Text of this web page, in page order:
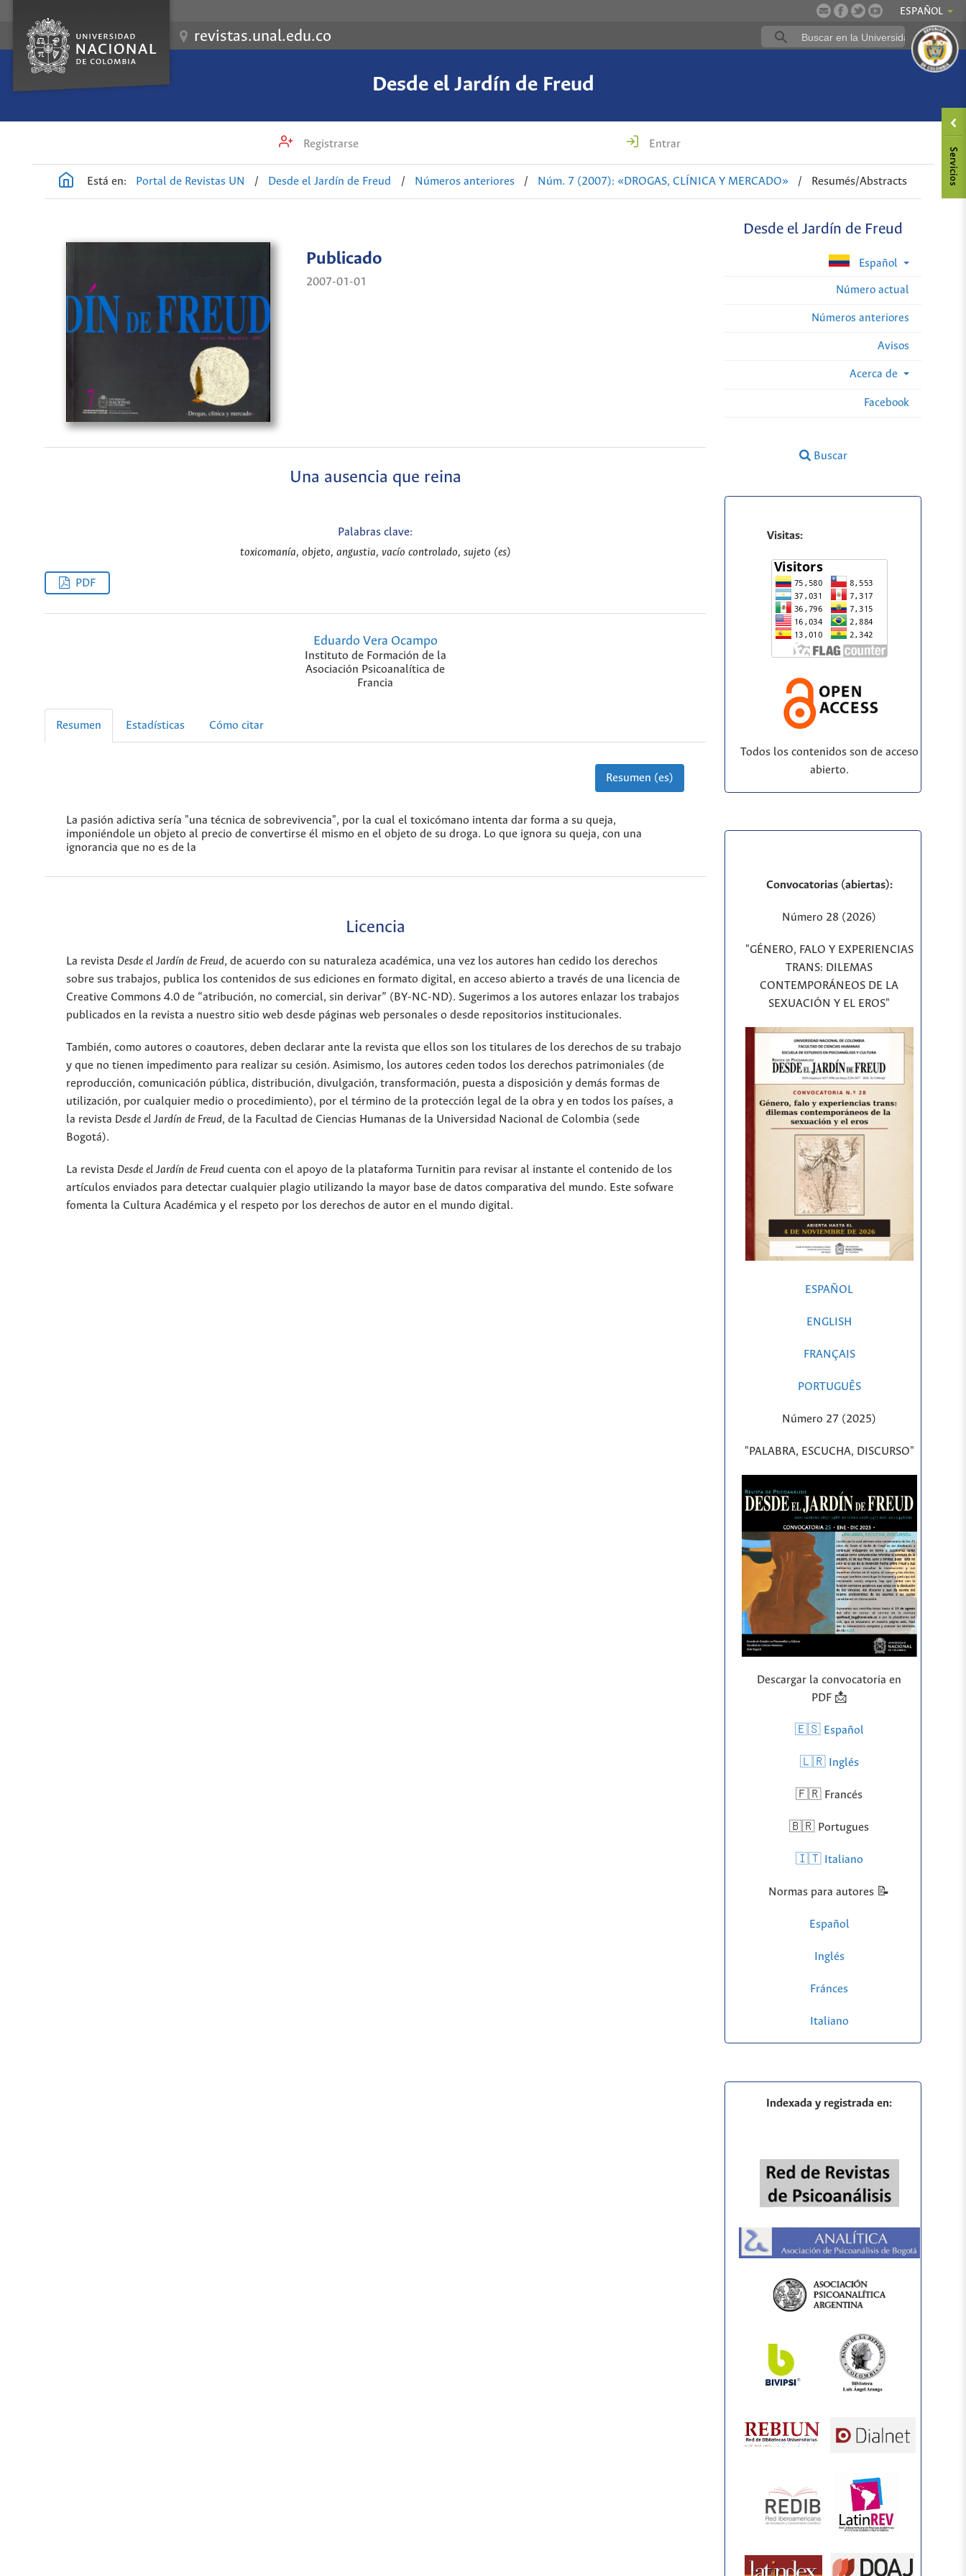
ESPAÑOL
revistas.unal.edu.co
Desde el Jardín de Freud
Registrarse Entrar
Está en: Portal de Revistas UN / Desde el Jardín de Freud / Números anteriores / Núm. 7 (2007): «DROGAS, CLÍNICA Y MERCADO» / Resumés/Abstracts
Desde el Jardín de Freud
Español
Número actual
Números anteriores
Avisos
Acerca de
Facebook
Buscar
Publicado
2007-01-01
Una ausencia que reina
Palabras clave:
toxicomanía, objeto, angustia, vacío controlado, sujeto (es)
PDF
Eduardo Vera Ocampo
Instituto de Formación de la
Asociación Psicoanalítica de
Francia
Resumen Estadísticas Cómo citar
Resumen (es)
La pasión adictiva sería "una técnica de sobrevivencia", por la cual el toxicómano intenta dar forma a su queja,
imponiéndole un objeto al precio de convertirse él mismo en el objeto de su droga. Lo que ignora su queja, con una
ignorancia que no es de la
Licencia
La revista Desde el Jardín de Freud, de acuerdo con su naturaleza académica, una vez los autores han cedido los derechos
sobre sus trabajos, publica los contenidos de sus ediciones en formato digital, en acceso abierto a través de una licencia de
Creative Commons 4.0 de “atribución, no comercial, sin derivar” (BY-NC-ND). Sugerimos a los autores enlazar los trabajos
publicados en la revista a nuestro sitio web desde páginas web personales o desde repositorios institucionales.
También, como autores o coautores, deben declarar ante la revista que ellos son los titulares de los derechos de su trabajo
y que no tienen impedimento para realizar su cesión. Asimismo, los autores ceden todos los derechos patrimoniales (de
reproducción, comunicación pública, distribución, divulgación, transformación, puesta a disposición y demás formas de
utilización, por cualquier medio o procedimiento), por el término de la protección legal de la obra y en todos los países, a
la revista Desde el Jardín de Freud, de la Facultad de Ciencias Humanas de la Universidad Nacional de Colombia (sede
Bogotá).
La revista Desde el Jardín de Freud cuenta con el apoyo de la plataforma Turnitin para revisar al instante el contenido de los
artículos enviados para detectar cualquier plagio utilizando la mayor base de datos comparativa del mundo. Este sofware
fomenta la Cultura Académica y el respeto por los derechos de autor en el mundo digital.
Visitas:
Todos los contenidos son de acceso
abierto.
Convocatorias (abiertas):
Número 28 (2026)
"GÉNERO, FALO Y EXPERIENCIAS
TRANS: DILEMAS
CONTEMPORÁNEOS DE LA
SEXUACIÓN Y EL EROS"
ESPAÑOL
ENGLISH
FRANÇAIS
PORTUGUÊS
Número 27 (2025)
"PALABRA, ESCUCHA, DISCURSO"
Descargar la convocatoria en
PDF 📩
🇪🇸 Español
🇱🇷Inglés
🇫🇷 Francés
🇧🇷 Portugues
🇮🇹 Italiano
Normas para autores 📝
Español
Inglés
Fránces
Italiano
Indexada y registrada en: